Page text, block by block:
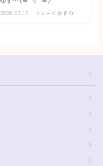
2020.03.16
トミーとゆずの観